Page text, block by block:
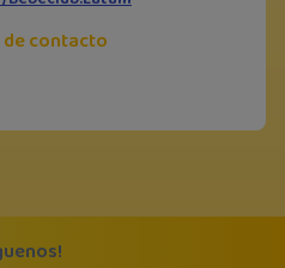
contacto